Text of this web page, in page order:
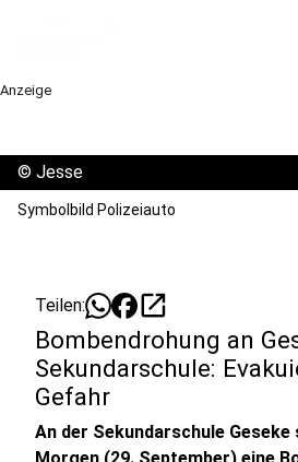
Anzeige
© Jesse
Symbolbild Polizeiauto
Teilen: open_in_new
Bombendrohung an
Sekundarschule:
Gefahr
An der Sekundarschule